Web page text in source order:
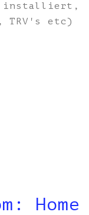
installiert,
TRV's etc)
Home